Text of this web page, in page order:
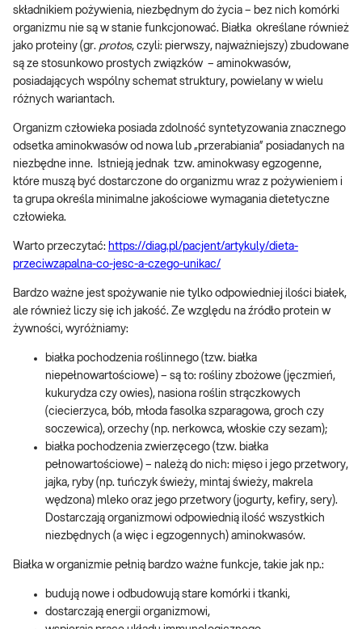
składnikiem pożywienia, niezbędnym do życia – bez nich komórki
organizmu nie są w stanie funkcjonować. Białka określane również
jako proteiny (gr. protos, czyli: pierwszy, najważniejszy) zbudowane
są ze stosunkowo prostych związków – aminokwasów,
posiadających wspólny schemat struktury, powielany w wielu
różnych wariantach.
Organizm człowieka posiada zdolność syntetyzowania znacznego
odsetka aminokwasów od nowa lub „przerabiania” posiadanych na
niezbędne inne. Istnieją jednak tzw. aminokwasy egzogenne,
które muszą być dostarczone do organizmu wraz z pożywieniem i
ta grupa określa minimalne jakościowe wymagania dietetyczne
człowieka.
Warto przeczytać: https://diag.pl/pacjent/artykuly/dieta-
przeciwzapalna-co-jesc-a-czego-unikac/
Bardzo ważne jest spożywanie nie tylko odpowiedniej ilości białek,
ale również liczy się ich jakość. Ze względu na źródło protein w
żywności, wyróżniamy:
białka pochodzenia roślinnego (tzw. białka
niepełnowartościowe) – są to: rośliny zbożowe (jęczmień,
kukurydza czy owies), nasiona roślin strączkowych
(ciecierzyca, bób, młoda fasolka szparagowa, groch czy
soczewica), orzechy (np. nerkowca, włoskie czy sezam);
białka pochodzenia zwierzęcego (tzw. białka
pełnowartościowe) – należą do nich: mięso i jego przetwory,
jajka, ryby (np. tuńczyk świeży, mintaj świeży, makrela
wędzona) mleko oraz jego przetwory (jogurty, kefiry, sery).
Dostarczają organizmowi odpowiednią ilość wszystkich
niezbędnych (a więc i egzogennych) aminokwasów.
Białka w organizmie pełnią bardzo ważne funkcje, takie jak np.:
budują nowe i odbudowują stare komórki i tkanki,
dostarczają energii organizmowi,